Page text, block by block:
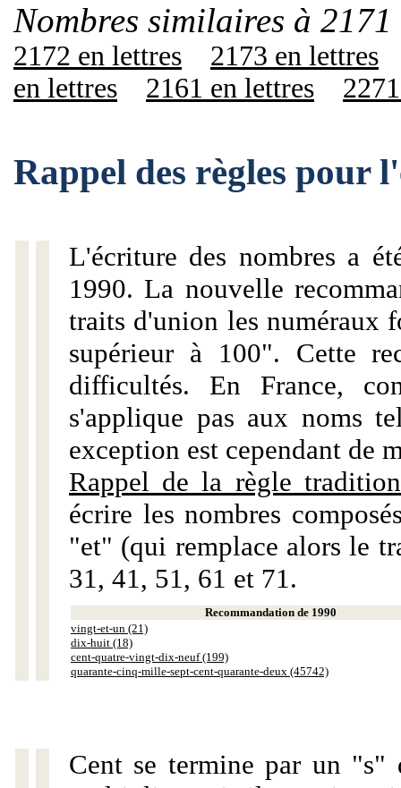
Nombres similaires à
2172 en lettres
2173 en lettres
en lettres
2161 en lettres
Rappel des règles pour
L'écriture des nombres a
1990. La nouvelle
traits d'union les numéraux
supérieur à 100". Cette
difficultés. En France,
s'applique pas aux noms
exception est cependant de
Rappel de la règle
écrire les nombres
"et" (qui remplace alors le
31, 41, 51, 61 et 71.
Recommandation de 1990
vingt-et-un (21)
dix-huit (18)
cent-quatre-vingt-dix-neuf (199)
quarante-cinq-mille-sept-cent-quarante-deux (45742)
Cent se termine par un "s"